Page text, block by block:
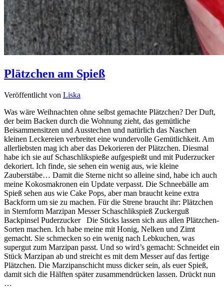
Plätzchen am Spieß
Veröffentlicht von Liska
Was wäre Weihnachten ohne selbst gemachte Plätzchen? Der Duft,
der beim Backen durch die Wohnung zieht, das gemütliche
Beisammensitzen und Ausstechen und natürlich das Naschen
kleinen Leckereien verbreitet eine wundervolle Gemütlichkeit. Am
allerliebsten mag ich aber das Dekorieren der Plätzchen. Diesmal
habe ich sie auf Schaschlikspieße aufgespießt und mit Puderzucker
dekoriert. Ich finde, sie sehen ein wenig aus, wie kleine
Zauberstäbe… Damit die Sterne nicht so alleine sind, habe ich auch
meine Kokosmakronen ein Update verpasst. Die Schneebälle am
Spieß sehen aus wie Cake Pops, aber man braucht keine extra
Backform um sie zu machen. Für die Strene braucht ihr: Plätzchen
in Sternform Marzipan Messer Schaschlikspieß Zuckerguß
Backpinsel Puderzucker Die Sticks lassen sich aus allen Plätzchen-
Sorten machen. Ich habe meine mit Honig, Nelken und Zimt
gemacht. Sie schmecken so ein wenig nach Lebkuchen, was
supergut zum Marzipan passt. Und so wird’s gemacht: Schneidet ein
Stück Marzipan ab und streicht es mit dem Messer auf das fertige
Plätzchen. Die Marzipanschicht muss dicker sein, als euer Spieß,
damit sich die Hälften später zusammendrücken lassen. Drückt nun
…